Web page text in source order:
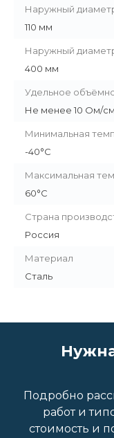
Наружный
110 мм
Наружный
400 мм
Удельное
Не менее 10 Ом/см
Минимальная
-40°С
Максимальная
60°С
Страна
Россия
Материал
Сталь
Подробно
работ и
стоимость и